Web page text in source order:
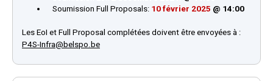
Soumission Full Proposals: 10 février 2025 @ 14:00
Les EoI et Full Proposal complétées doivent être envoyées à :
P4S-Infra@belspo.be